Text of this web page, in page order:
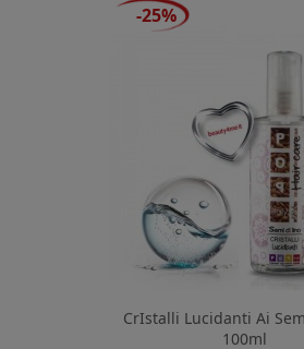
CrIstalli Lucidanti Ai
100ml
-25%